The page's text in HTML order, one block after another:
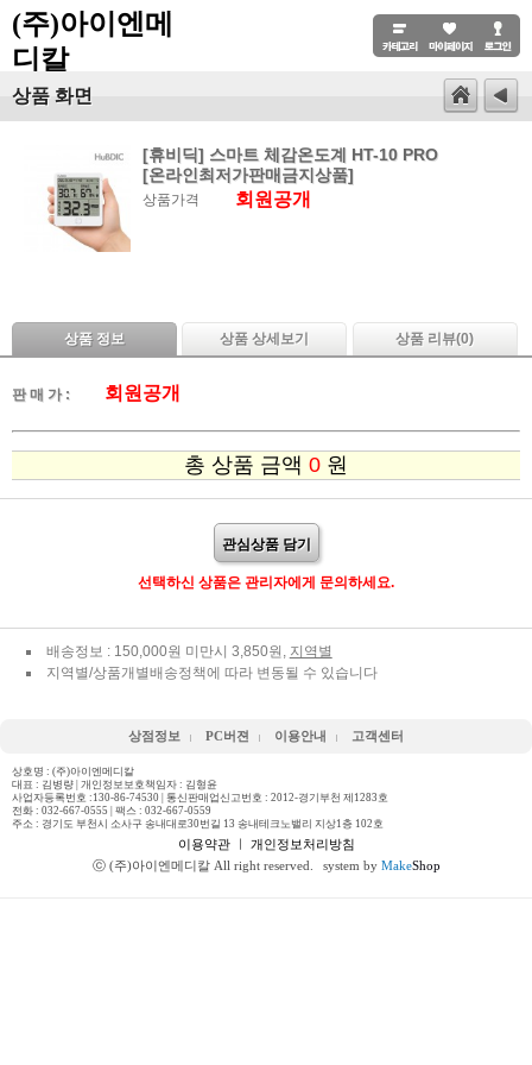
(주)아이엔메
디칼
상품 화면
[휴비딕] 스마트 체감온도계 HT-10 PRO
[온라인최저가판매금지상품]
상품가격 회원공개
상품 정보 상품 상세보기 상품 리뷰(0)
판 매 가 : 회원공개
총 상품 금액 0 원
관심상품 담기
선택하신 상품은 관리자에게 문의하세요.
배송정보 : 150,000원 미만시 3,850원, 지역별
지역별/상품개별배송정책에 따라 변동될 수 있습니다
상점정보 PC버젼 이용안내 고객센터
상호명 : (주)아이엔메디칼
대표 : 김병량 | 개인정보보호책임자 : 김형윤
사업자등록번호 :130-86-74530 | 통신판매업신고번호 : 2012-경기부천 제1283호
전화 : 032-667-0555 | 팩스 : 032-667-0559
주소 : 경기도 부천시 소사구 송내대로30번길 13 송내테크노밸리 지상1층 102호
이용약관ㅣ 개인정보처리방침
ⓒ (주)아이엔메디칼 All right reserved.
system by MakeShop